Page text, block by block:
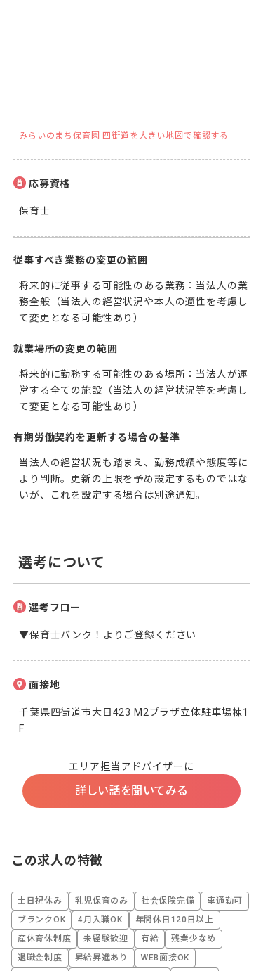
みらいのまち保育園 四街道を大きい地図で確認する
応募資格
保育士
従事すべき業務の変更の範囲
将来的に従事する可能性のある業務：当法人の業
務全般（当法人の経営状況や本人の適性を考慮し
て変更となる可能性あり）
就業場所の変更の範囲
将来的に勤務する可能性のある場所：当法人が運
営する全ての施設（当法人の経営状況等を考慮し
て変更となる可能性あり）
有期労働契約を更新する場合の基準
当法人の経営状況も踏まえ、勤務成績や態度等に
より判断。更新の上限を予め設定するものではな
いが、これを設定する場合は別途通知。
選考について
選考フロー
▼保育士バンク！よりご登録ください
面接地
千葉県四街道市大日423 M2プラザ立体駐車場棟1
F
エリア担当アドバイザーに
詳しい話を聞いてみる
この求人の特徴
土日祝休み 乳児保育のみ 社会保険完備
車通勤可
ブランクOK
4月入職OK
年間休日120日以上
産休育休制度
未経験歓迎 有給
残業少なめ
退職金制度
昇給昇進あり
WEB面接OK